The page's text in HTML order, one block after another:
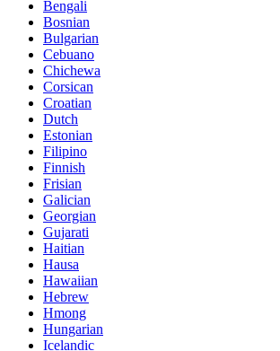
Bengali
Bosnian
Bulgarian
Cebuano
Chichewa
Corsican
Croatian
Dutch
Estonian
Filipino
Finnish
Frisian
Galician
Georgian
Gujarati
Haitian
Hausa
Hawaiian
Hebrew
Hmong
Hungarian
Icelandic